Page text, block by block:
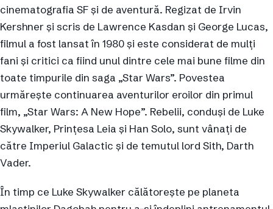
cinematografia SF și de aventură. Regizat de Irvin
Kershner și scris de Lawrence Kasdan și George Lucas,
filmul a fost lansat în 1980 și este considerat de mulți
fani și critici ca fiind unul dintre cele mai bune filme din
toate timpurile din saga „Star Wars”. Povestea
urmărește continuarea aventurilor eroilor din primul
film, „Star Wars: A New Hope”. Rebelii, conduși de Luke
Skywalker, Prințesa Leia și Han Solo, sunt vânați de
către Imperiul Galactic și de temutul lord Sith, Darth
Vader.
În timp ce Luke Skywalker călătorește pe planeta